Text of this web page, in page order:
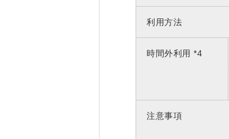
利用方法
時間外利用 *4
注意事項